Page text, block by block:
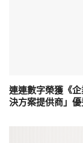
連連數字榮獲《
決方案提供商」